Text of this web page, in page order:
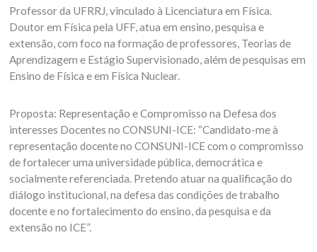
Professor da UFRRJ, vinculado à Licenciatura em Física.
Doutor em Física pela UFF, atua em ensino, pesquisa e
extensão, com foco na formação de professores, Teorias de
Aprendizagem e Estágio Supervisionado, além de pesquisas em
Ensino de Física e em Física Nuclear.
Proposta: Representação e Compromisso na Defesa dos
interesses Docentes no CONSUNI-ICE: “Candidato-me à
representação docente no CONSUNI-ICE com o compromisso
de fortalecer uma universidade pública, democrática e
socialmente referenciada. Pretendo atuar na qualificação do
diálogo institucional, na defesa das condições de trabalho
docente e no fortalecimento do ensino, da pesquisa e da
extensão no ICE”.